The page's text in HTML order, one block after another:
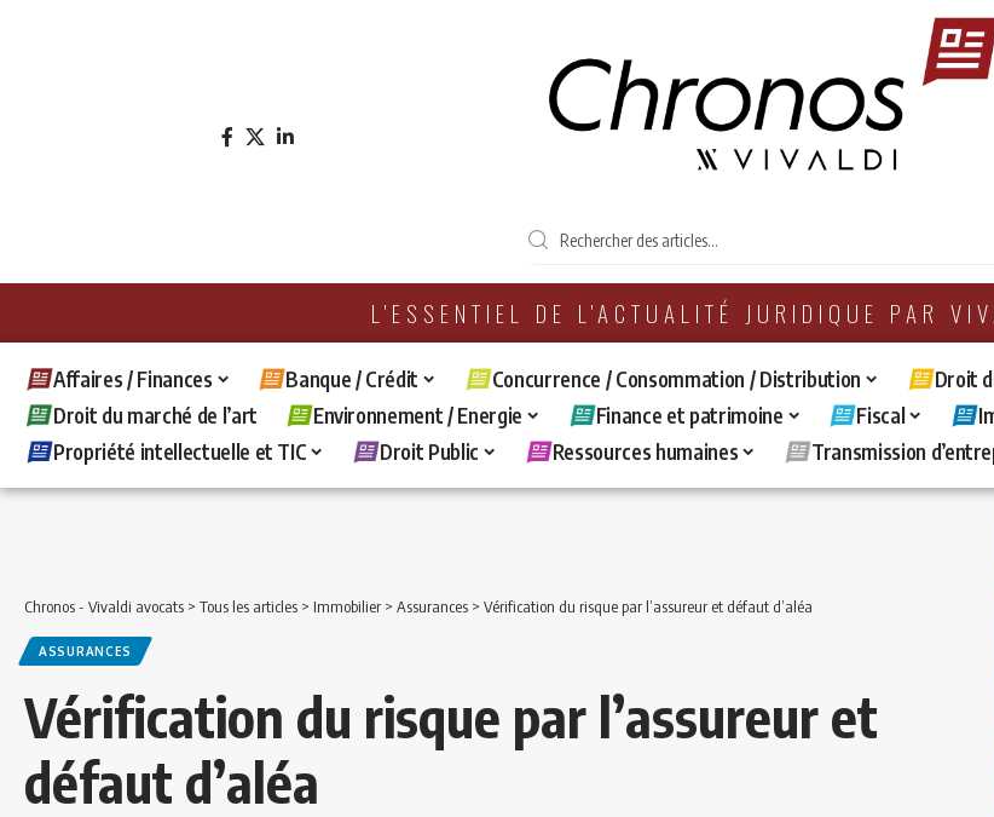
L'ESSENTIEL DE L'ACTUALITÉ JURIDIQUE PAR
Affaires / Finances Banque / Crédit Concurrence / Consommation / Distribution
Droit
Droit du marché de l’art
Environnement / Energie Finance et patrimoine Fiscal
Propriété intellectuelle et TIC
Droit Public Ressources humaines Transmission
Chronos - Vivaldi avocats > Tous les articles > Immobilier > Assurances > Vérification du risque par l’assureur et défaut d’aléa
ASSURANCES
Vérification du risque par l’assureur et
défaut d’aléa